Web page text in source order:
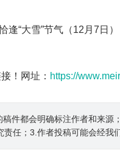
逢“大雪”节气（12月7日
！网址： https://
件都会明确标注作者和来
任；3.作者投稿可能会经我